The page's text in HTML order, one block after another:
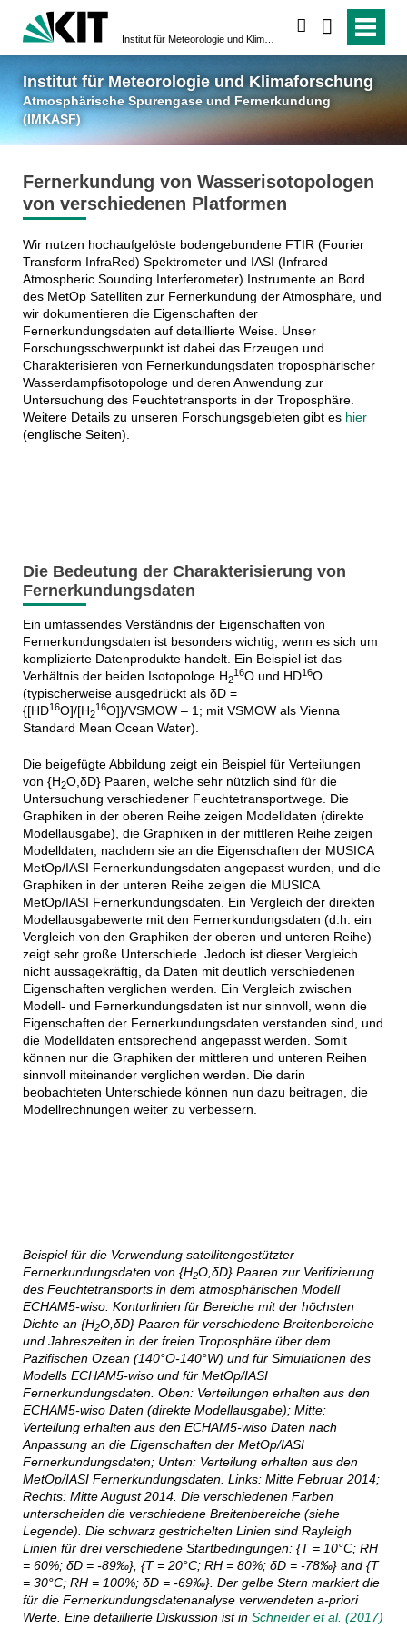
Institut für Meteorologie und Klimaforschung
Atmosphärische Spurengase und Fernerkundung
(IMKASF)
Fernerkundung von Wasserisotopologen
von verschiedenen Platformen
Wir nutzen hochaufgelöste bodengebundene FTIR (Fourier
Transform InfraRed) Spektrometer und IASI (Infrared
Atmospheric Sounding Interferometer) Instrumente an Bord
des MetOp Satelliten zur Fernerkundung der Atmosphäre, und
wir dokumentieren die Eigenschaften der
Fernerkundungsdaten auf detaillierte Weise. Unser
Forschungsschwerpunkt ist dabei das Erzeugen und
Charakterisieren von Fernerkundungsdaten troposphärischer
Wasserdampfisotopologe und deren Anwendung zur
Untersuchung des Feuchtetransports in der Troposphäre.
Weitere Details zu unseren Forschungsgebieten gibt es hier
(englische Seiten).
Die Bedeutung der Charakterisierung von
Fernerkundungsdaten
Ein umfassendes Verständnis der Eigenschaften von
Fernerkundungsdaten ist besonders wichtig, wenn es sich um
komplizierte Datenprodukte handelt. Ein Beispiel ist das
Verhältnis der beiden Isotopologe H2
16O und HD16O
(typischerweise ausgedrückt als δD =
{[HD16O]/[H2
16O]}/VSMOW – 1; mit VSMOW als Vienna
Standard Mean Ocean Water).
Die beigefügte Abbildung zeigt ein Beispiel für Verteilungen
von {H2O,δD} Paaren, welche sehr nützlich sind für die
Untersuchung verschiedener Feuchtetransportwege. Die
Graphiken in der oberen Reihe zeigen Modelldaten (direkte
Modellausgabe), die Graphiken in der mittleren Reihe zeigen
Modelldaten, nachdem sie an die Eigenschaften der MUSICA
MetOp/IASI Fernerkundungsdaten angepasst wurden, und die
Graphiken in der unteren Reihe zeigen die MUSICA
MetOp/IASI Fernerkundungsdaten. Ein Vergleich der direkten
Modellausgabewerte mit den Fernerkundungsdaten (d.h. ein
Vergleich von den Graphiken der oberen und unteren Reihe)
zeigt sehr große Unterschiede. Jedoch ist dieser Vergleich
nicht aussagekräftig, da Daten mit deutlich verschiedenen
Eigenschaften verglichen werden. Ein Vergleich zwischen
Modell- und Fernerkundungsdaten ist nur sinnvoll, wenn die
Eigenschaften der Fernerkundungsdaten verstanden sind, und
die Modelldaten entsprechend angepasst werden. Somit
können nur die Graphiken der mittleren und unteren Reihen
sinnvoll miteinander verglichen werden. Die darin
beobachteten Unterschiede können nun dazu beitragen, die
Modellrechnungen weiter zu verbessern.
Beispiel für die Verwendung satellitengestützter
Fernerkundungsdaten von {H2O,δD} Paaren zur Verifizierung
des Feuchtetransports in dem atmosphärischen Modell
ECHAM5-wiso: Konturlinien für Bereiche mit der höchsten
Dichte an {H2O,δD} Paaren für verschiedene Breitenbereiche
und Jahreszeiten in der freien Troposphäre über dem
Pazifischen Ozean (140°O-140°W) und für Simulationen des
Modells ECHAM5-wiso und für MetOp/IASI
Fernerkundungsdaten. Oben: Verteilungen erhalten aus den
ECHAM5-wiso Daten (direkte Modellausgabe); Mitte:
Verteilung erhalten aus den ECHAM5-wiso Daten nach
Anpassung an die Eigenschaften der MetOp/IASI
Fernerkundungsdaten; Unten: Verteilung erhalten aus den
MetOp/IASI Fernerkundungsdaten. Links: Mitte Februar 2014;
Rechts: Mitte August 2014. Die verschiedenen Farben
unterscheiden die verschiedene Breitenbereiche (siehe
Legende). Die schwarz gestrichelten Linien sind Rayleigh
Linien für drei verschiedene Startbedingungen: {T = 10°C; RH
= 60%; δD = -89‰}, {T = 20°C; RH = 80%; δD = -78‰} and {T
= 30°C; RH = 100%; δD = -69‰}. Der gelbe Stern markiert die
für die Fernerkundungsdatenanalyse verwendeten a-priori
Werte. Eine detaillierte Diskussion ist in Schneider et al. (2017)